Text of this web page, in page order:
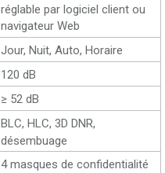
réglable par logiciel client ou
navigateur Web
Jour, Nuit, Auto, Horaire
120 dB
≥ 52 dB
BLC, HLC, 3D DNR,
désembuage
4 masques de confidentialité